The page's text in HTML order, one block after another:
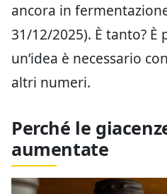
ancora in
31/12/2025). È tanto? È
un’idea è necessario
altri numeri.
Perché le
aumentate